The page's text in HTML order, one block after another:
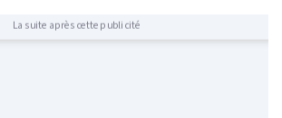
La suite après cette publicité